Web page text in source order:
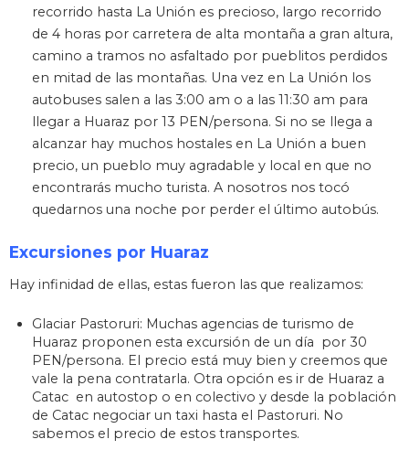
recorrido hasta La Unión es precioso, largo recorrido
de 4 horas por carretera de alta montaña a gran altura,
camino a tramos no asfaltado por pueblitos perdidos
en mitad de las montañas. Una vez en La Unión los
autobuses salen a las 3:00 am o a las 11:30 am para
llegar a Huaraz por 13 PEN/persona. Si no se llega a
alcanzar hay muchos hostales en La Unión a buen
precio, un pueblo muy agradable y local en que no
encontrarás mucho turista. A nosotros nos tocó
quedarnos una noche por perder el último autobús.
Excursiones por Huaraz
Hay infinidad de ellas, estas fueron las que realizamos:
Glaciar Pastoruri: Muchas agencias de turismo de
Huaraz proponen esta excursión de un día por 30
PEN/persona. El precio está muy bien y creemos que
vale la pena contratarla. Otra opción es ir de Huaraz a
Catac en autostop o en colectivo y desde la población
de Catac negociar un taxi hasta el Pastoruri. No
sabemos el precio de estos transportes.